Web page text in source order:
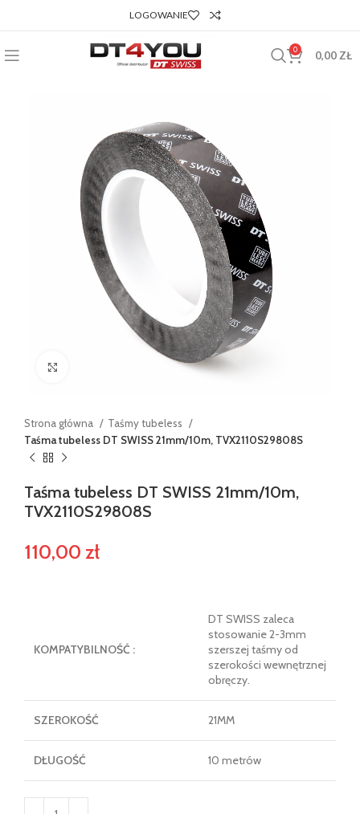
LOGOWANIE
0 0,00 ZŁ
Strona główna
Taśmy tubeless
Taśma tubeless DT SWISS 21mm/10m, TVX2110S29808S
Taśma tubeless DT SWISS 21mm/10m,
TVX2110S29808S
110,00 zł
KOMPATYBILNOŚĆ :
DT SWISS zaleca
stosowanie 2-3mm
szerszej taśmy od
szerokości wewnętrznej
obręczy.
SZEROKOŚĆ 21MM
DŁUGOŚĆ 10 metrów